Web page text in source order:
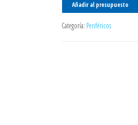
Añadir al presupuesto
Categoría: Periféricos